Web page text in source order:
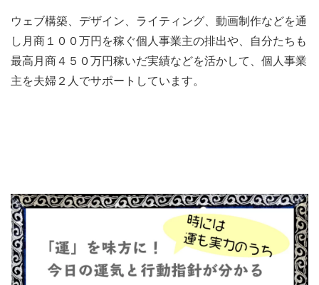
ウェブ構築、デザイン、ライティング、動画制作などを通
し月商１００万円を稼ぐ個人事業主の排出や、自分たちも
最高月商４５０万円稼いだ実績などを活かして、個人事業
主を夫婦２人でサポートしています。